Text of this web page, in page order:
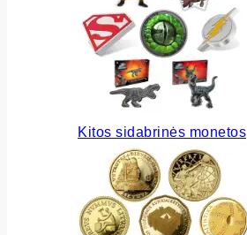
Kitos sidabrinės monetos